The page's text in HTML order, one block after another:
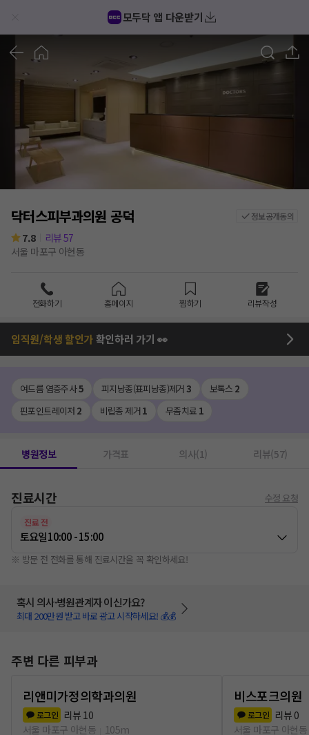
모두닥 앱 다운받기
닥터스피부과의원 공덕 정보공개동의
7.8 리뷰57
서울 마포구 아현동
전화하기 홈페이지 찜하기 리뷰작성
임직원/학생 할인가확인하러 가기 👀
여드름 염증주사5 피지낭종(표피낭종)제거 3 보톡스 2
핀포인트레이저 2 비립종 제거 1 무좀치료 1
병원정보 가격표 의사(1) 리뷰(57)
진료시간 수정 요청
진료 전
토요일10:00 - 15:00
※ 방문 전 전화를 통해 진료시간을 꼭 확인하세요!
혹시 의사·병원관계자 이신가요?
최대 200만원 받고 바로 광고 시작하세요! 💰💰
주변 다른 피부과
리앤미가정의학과의원
로그인 리뷰 10
서울 마포구 아현동
105m
비스포크의원
로그인 리뷰 0
서울 마포구 아현동